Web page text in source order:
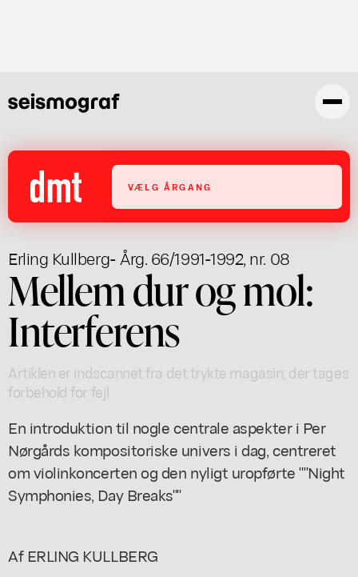
VÆLG ÅRGANG
Erling Kullberg- Årg. 66/1991-1992, nr. 08
Mellem dur og mol:
Interferens
Artiklen er indscannet fra det trykte magasin; der tages
forbehold for fejl
En introduktion til nogle centrale aspekter i Per
Nørgårds kompositoriske univers i dag, centreret
om violinkoncerten og den nyligt uropførte ""Night
Symphonies, Day Breaks""
Af ERLING KULLBERG